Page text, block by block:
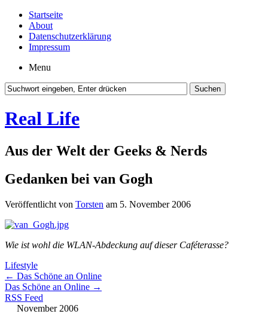
Startseite
About
Datenschutzerklärung
Impressum
Menu
Real Life
Aus der Welt der Geeks & Nerds
Gedanken bei van Gogh
Veröffentlicht von Torsten am 5. November 2006
Wie ist wohl die WLAN-Abdeckung auf dieser Caféterasse?
Lifestyle
← Das Schöne an Online
Das Schöne an Online →
RSS Feed
November 2006